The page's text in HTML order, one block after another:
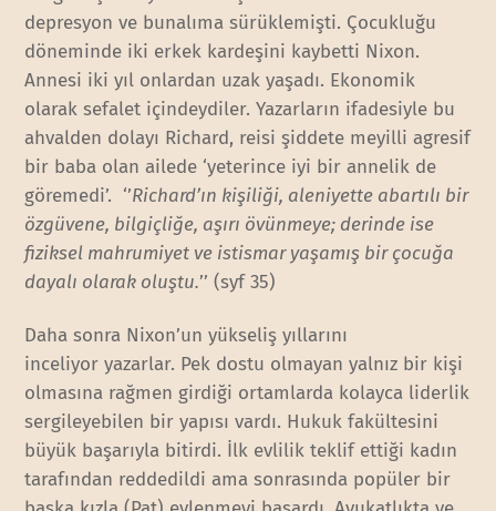
depresyon ve bunalıma sürüklemişti. Çocukluğu
döneminde iki erkek kardeşini kaybetti Nixon.
Annesi iki yıl onlardan uzak yaşadı. Ekonomik
olarak sefalet içindeydiler. Yazarların ifadesiyle bu
ahvalden dolayı Richard, reisi şiddete meyilli agresif
bir baba olan ailede ‘yeterince iyi bir annelik de
göremedi’. ‘’Richard’ın kişiliği, aleniyette abartılı bir
özgüvene, bilgiçliğe, aşırı övünmeye; derinde ise
fiziksel mahrumiyet ve istismar yaşamış bir çocuğa
dayalı olarak oluştu.’’ (syf 35)
Daha sonra Nixon’un yükseliş yıllarını
inceliyor yazarlar. Pek dostu olmayan yalnız bir kişi
olmasına rağmen girdiği ortamlarda kolayca liderlik
sergileyebilen bir yapısı vardı. Hukuk fakültesini
büyük başarıyla bitirdi. İlk evlilik teklif ettiği kadın
tarafından reddedildi ama sonrasında popüler bir